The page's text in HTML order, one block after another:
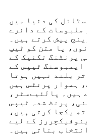
کی دنیا میں
ملبوسات کے دائرے
پیش کرتے ہیں۔
یا متن کو ٹیپ
پرنٹنگ تکنیک کے
ایمبوسنگ ٹیپس کے
بلند نہیں ہوتا
ہموار پرنٹس ہیں
ہیں۔ پالئیےسٹر،
پرنٹ شدہ ٹیپس
یکجا کرتی ہیں،
کے لیے
بناتی ہیں۔